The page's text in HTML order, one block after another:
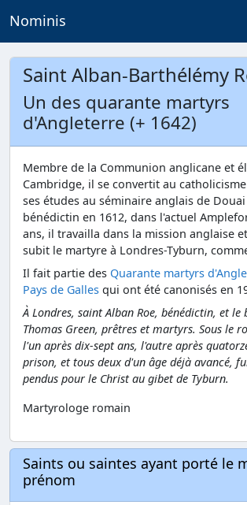
Nominis
Saint Alban-Barthélémy
Un des quarante martyrs
d'Angleterre (+ 1642)
Membre de la Communion anglicane et
Cambridge, il se convertit au
ses études au séminaire anglais de
bénédictin en 1612, dans l'actuel
ans, il travailla dans la mission anglaise
subit le martyre à Londres-Tyburn,
Il fait partie des Quarante martyrs
Pays de Galles qui ont été canonisés en
À Londres, saint Alban Roe, bénédictin, et le
Thomas Green, prêtres et martyrs. Sous le
l'un après dix-sept ans, l'autre après
prison, et tous deux d'un âge déjà avancé,
pendus pour le Christ au gibet de Tyburn.
Martyrologe romain
Saints ou saintes ayant porté le
prénom